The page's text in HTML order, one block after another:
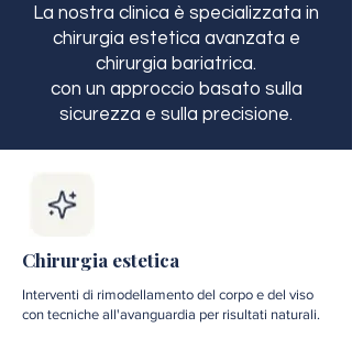
La nostra clinica è specializzata in
chirurgia estetica avanzata e
chirurgia bariatrica.
con un approccio basato sulla
sicurezza e sulla precisione.
Chirurgia estetica
Interventi di rimodellamento del corpo e del viso
con tecniche all'avanguardia per risultati naturali.